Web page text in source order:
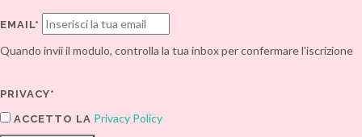
EMAIL*
Quando invii il modulo, controlla la tua inbox per confermare l'iscrizione
PRIVACY*
ACCETTO LA Privacy Policy